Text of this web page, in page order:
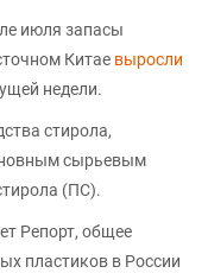
июля запасы
Китае выросли
недели.
стирола,
сырьевым
(ПС).
Репорт, общее
пластиков в России